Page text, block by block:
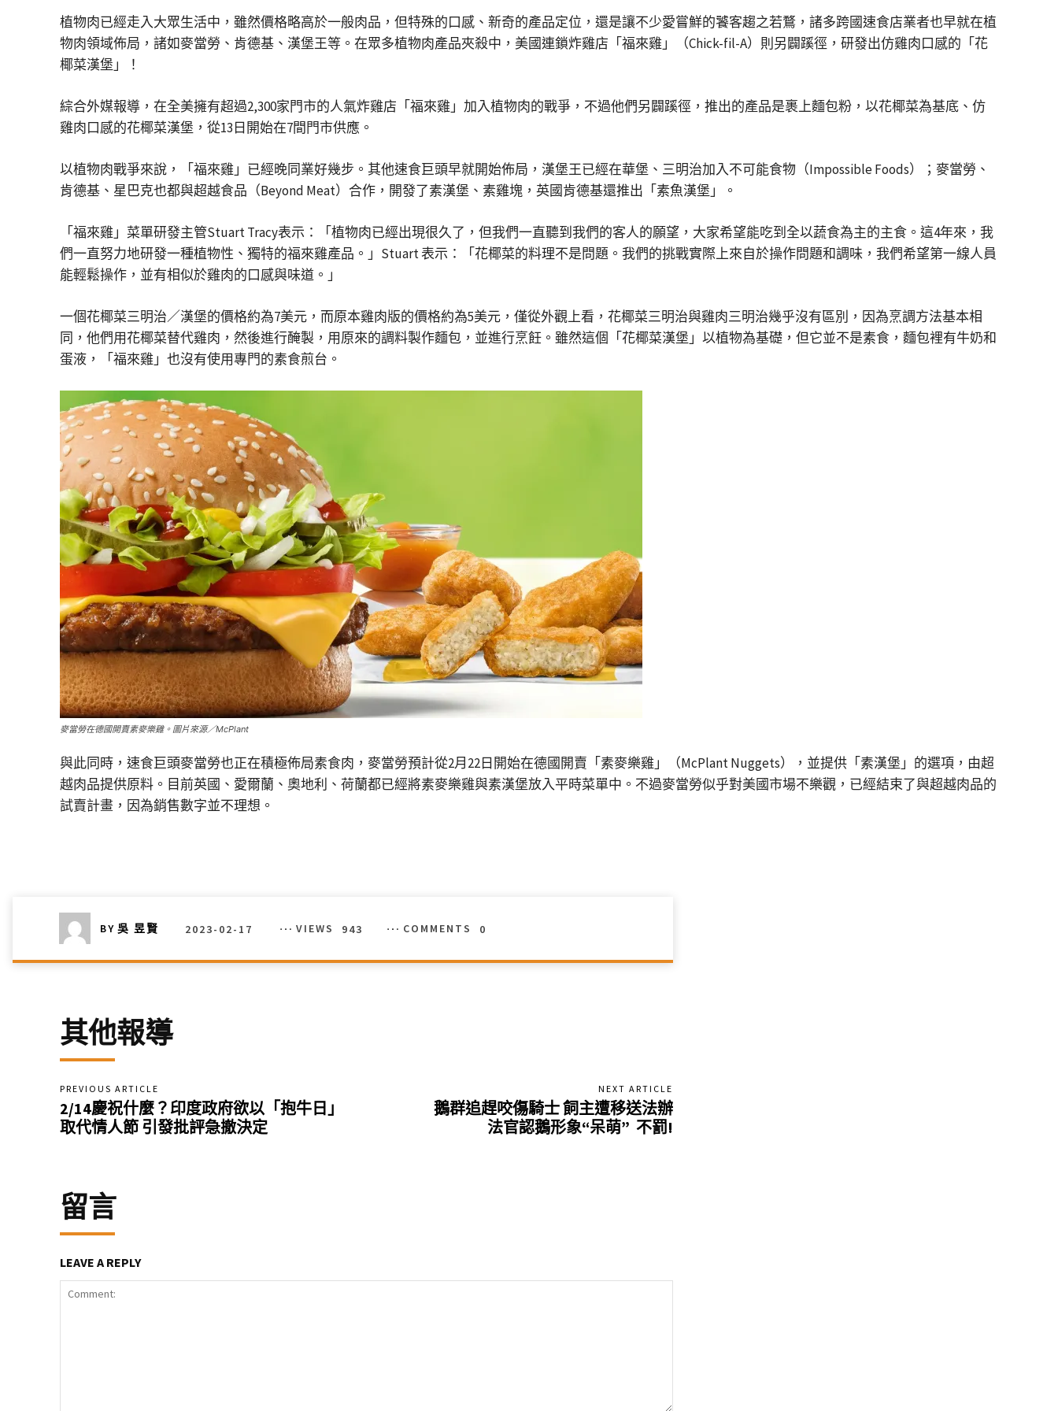
植物肉已經走入大眾生活中，雖然價格略高於一般肉品，但特殊的口感、新奇的產品定位，還是讓不少愛嘗鮮的饕客趨之若鶩，諸多跨國速食店業者也早就在植
物肉領域佈局，諸如麥當勞、肯德基、漢堡王等。在眾多植物肉產品夾殺中，美國連鎖炸雞店「福來雞」（Chick-fil-A）則另闢蹊徑，研發出仿雞肉口感的「花
椰菜漢堡」！
綜合外媒報導，在全美擁有超過2,300家門市的人氣炸雞店「福來雞」加入植物肉的戰爭，不過他們另闢蹊徑，推出的產品是裹上麵包粉，以花椰菜為基底、仿
雞肉口感的花椰菜漢堡，從13日開始在7間門市供應。
以植物肉戰爭來說，「福來雞」已經晚同業好幾步。其他速食巨頭早就開始佈局，漢堡王已經在華堡、三明治加入不可能食物（Impossible Foods）；麥當勞、
肯德基、星巴克也都與超越食品（Beyond Meat）合作，開發了素漢堡、素雞塊，英國肯德基還推出「素魚漢堡」。
「福來雞」菜單研發主管Stuart Tracy表示：「植物肉已經出現很久了，但我們一直聽到我們的客人的願望，大家希望能吃到全以蔬食為主的主食。這4年來，我
們一直努力地研發一種植物性、獨特的福來雞產品。」Stuart 表示：「花椰菜的料理不是問題。我們的挑戰實際上來自於操作問題和調味，我們希望第一線人員
能輕鬆操作，並有相似於雞肉的口感與味道。」
一個花椰菜三明治／漢堡的價格約為7美元，而原本雞肉版的價格約為5美元，僅從外觀上看，花椰菜三明治與雞肉三明治幾乎沒有區別，因為烹調方法基本相
同，他們用花椰菜替代雞肉，然後進行醃製，用原來的調料製作麵包，並進行烹飪。雖然這個「花椰菜漢堡」以植物為基礎，但它並不是素食，麵包裡有牛奶和
蛋液，「福來雞」也沒有使用專門的素食煎台。
麥當勞在德國開賣素麥樂雞。圖片來源／McPlant
與此同時，速食巨頭麥當勞也正在積極佈局素食肉，麥當勞預計從2月22日開始在德國開賣「素麥樂雞」（McPlant Nuggets），並提供「素漢堡」的選項，由超
越肉品提供原料。目前英國、愛爾蘭、奧地利、荷蘭都已經將素麥樂雞與素漢堡放入平時菜單中。不過麥當勞似乎對美國市場不樂觀，已經結束了與超越肉品的
試賣計畫，因為銷售數字並不理想。
BY 吳 昱賢 2023-02-17 VIEWS 943 COMMENTS 0
其他報導
PREVIOUS ARTICLE
2/14慶祝什麼？印度政府欲以「抱牛日」
取代情人節 引發批評急撤決定
NEXT ARTICLE
鵝群追趕咬傷騎士 飼主遭移送法辦
法官認鵝形象“呆萌” 不罰!
留言
LEAVE A REPLY